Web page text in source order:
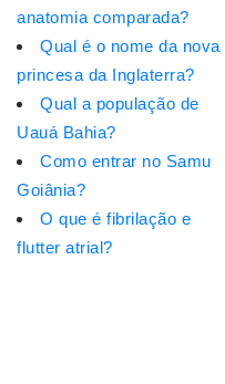
anatomia comparada?
Qual é o nome da nova
princesa da Inglaterra?
Qual a população de
Uauá Bahia?
Como entrar no Samu
Goiânia?
O que é fibrilação e
flutter atrial?